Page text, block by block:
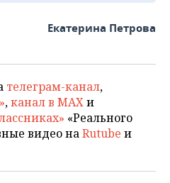
Екатерина Петрова
телеграм-канал,
,канал в MAXи
«Реального
видео наRutube и